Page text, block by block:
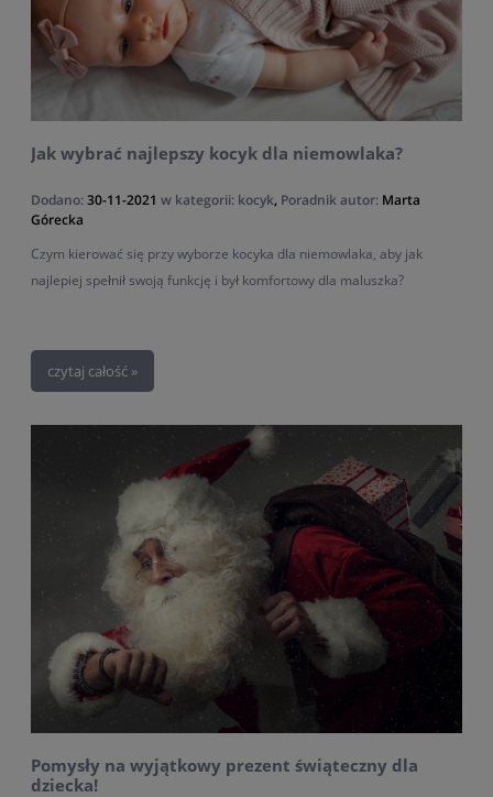
Jak wybrać najlepszy kocyk dla niemowlaka?
Dodano:30-11-2021 w kategorii: kocyk, Poradnikautor: Marta
Górecka
Czym kierować się przy wyborze kocyka dla niemowlaka, aby jak
najlepiej spełnił swoją funkcję i był komfortowy dla maluszka?
czytaj całość »
Pomysły na wyjątkowy prezent świąteczny dla
dziecka!